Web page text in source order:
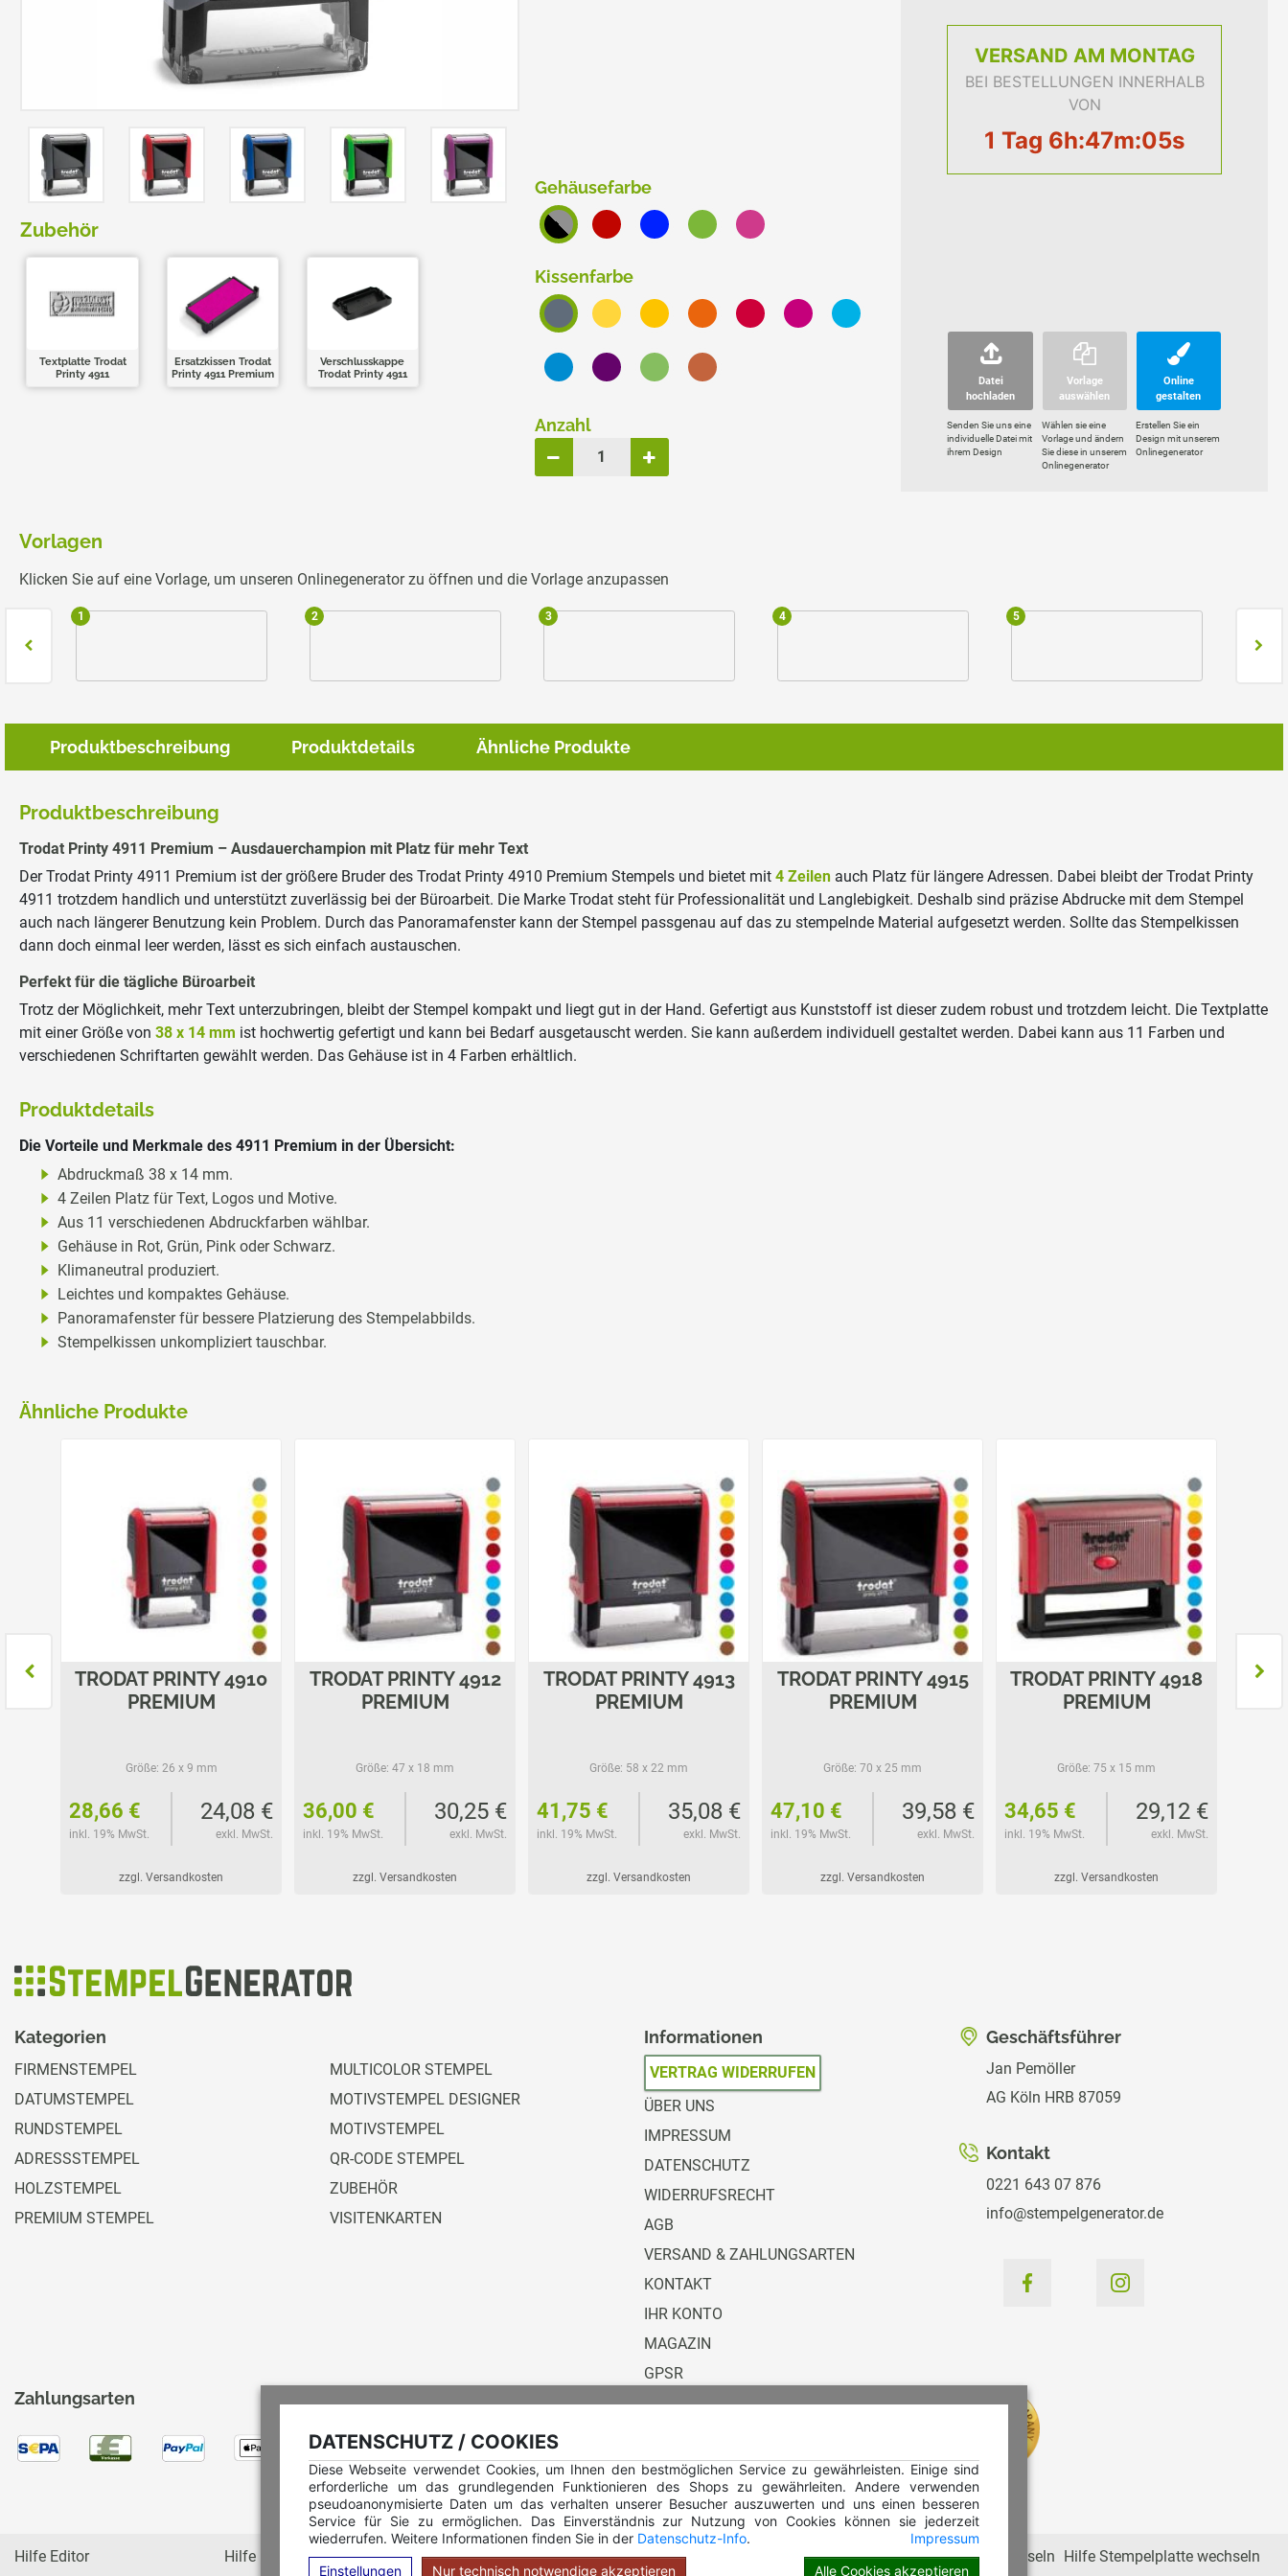
DATENSCHUTZ / COOKIES
Diese Webseite verwendet Cookies, um Ihnen den bestmöglichen Service zu gewährleisten. Einige sind
erforderliche um das grundlegenden Funktionieren des Shops zu gewährleiten. Andere verwenden
pseudoanonymisierte Daten um das verhalten unserer Besucher auszuwerten und uns einen besseren
Service für Sie zu ermöglichen. Das Einverständnis zur Nutzung von Cookies können sie jederzeit
wiederrufen. Weitere Informationen finden Sie in der Datenschutz-Info.
Impressum
Einstellungen
Nur technisch notwendige akzeptieren Alle Cookies akzeptieren
TRODAT MOBILE PRINTY
COLOP E-MARK
Zubehör
Textplatte Trodat
Printy 4911
Ersatzkissen Trodat
Printy 4911 Premium
Verschlusskappe
Trodat Printy 4911
VERSAND AM MONTAG
BEI BESTELLUNGEN INNERHALB
VON
1 Tag 6h:47m:04s
Gehäusefarbe
Kissenfarbe
Anzahl
Datei
hochladen
Senden Sie uns eine
individuelle Datei mit
ihrem Design
Vorlage
auswählen
Wählen sie eine
Vorlage und ändern
Sie diese in unserem
Onlinegenerator
Online
gestalten
Erstellen Sie ein
Design mit unserem
Onlinegenerator
Vorlagen
Klicken Sie auf eine Vorlage, um unseren Onlinegenerator zu öffnen und die Vorlage anzupassen
1 2 3 4 5
Produktbeschreibung Produktdetails Ähnliche Produkte
Produktbeschreibung
Trodat Printy 4911 Premium – Ausdauerchampion mit Platz für mehr Text
Der Trodat Printy 4911 Premium ist der größere Bruder des Trodat Printy 4910 Premium Stempels und bietet mit 4 Zeilen auch Platz für längere Adressen. Dabei bleibt der Trodat Printy
4911 trotzdem handlich und unterstützt zuverlässig bei der Büroarbeit. Die Marke Trodat steht für Professionalität und Langlebigkeit. Deshalb sind präzise Abdrucke mit dem Stempel
auch nach längerer Benutzung kein Problem. Durch das Panoramafenster kann der Stempel passgenau auf das zu stempelnde Material aufgesetzt werden. Sollte das Stempelkissen
dann doch einmal leer werden, lässt es sich einfach austauschen.
Perfekt für die tägliche Büroarbeit
Trotz der Möglichkeit, mehr Text unterzubringen, bleibt der Stempel kompakt und liegt gut in der Hand. Gefertigt aus Kunststoff ist dieser zudem robust und trotzdem leicht. Die Textplatte
mit einer Größe von 38 x 14 mm ist hochwertig gefertigt und kann bei Bedarf ausgetauscht werden. Sie kann außerdem individuell gestaltet werden. Dabei kann aus 11 Farben und
verschiedenen Schriftarten gewählt werden. Das Gehäuse ist in 4 Farben erhältlich.
Produktdetails
Die Vorteile und Merkmale des 4911 Premium in der Übersicht:
Abdruckmaß 38 x 14 mm.
4 Zeilen Platz für Text, Logos und Motive.
Aus 11 verschiedenen Abdruckfarben wählbar.
Gehäuse in Rot, Grün, Pink oder Schwarz.
Klimaneutral produziert.
Leichtes und kompaktes Gehäuse.
Panoramafenster für bessere Platzierung des Stempelabbilds.
Stempelkissen unkompliziert tauschbar.
Ähnliche Produkte
TRODAT PRINTY 4910
PREMIUM
Größe: 26 x 9 mm
28,66 €
inkl. 19% MwSt.
24,08 €
exkl. MwSt.
zzgl. Versandkosten
TRODAT PRINTY 4912
PREMIUM
Größe: 47 x 18 mm
36,00 €
inkl. 19% MwSt.
30,25 €
exkl. MwSt.
zzgl. Versandkosten
TRODAT PRINTY 4913
PREMIUM
Größe: 58 x 22 mm
41,75 €
inkl. 19% MwSt.
35,08 €
exkl. MwSt.
zzgl. Versandkosten
TRODAT PRINTY 4915
PREMIUM
Größe: 70 x 25 mm
47,10 €
inkl. 19% MwSt.
39,58 €
exkl. MwSt.
zzgl. Versandkosten
TRODAT PRINTY 4918
PREMIUM
Größe: 75 x 15 mm
34,65 €
inkl. 19% MwSt.
29,12 €
exkl. MwSt.
zzgl. Versandkosten
Kategorien
FIRMENSTEMPEL
DATUMSTEMPEL
RUNDSTEMPEL
ADRESSSTEMPEL
HOLZSTEMPEL
PREMIUM STEMPEL
MULTICOLOR STEMPEL
MOTIVSTEMPEL DESIGNER
MOTIVSTEMPEL
QR-CODE STEMPEL
ZUBEHÖR
VISITENKARTEN
Informationen
VERTRAG WIDERRUFEN
ÜBER UNS
IMPRESSUM
DATENSCHUTZ
WIDERRUFSRECHT
AGB
VERSAND & ZAHLUNGSARTEN
KONTAKT
IHR KONTO
MAGAZIN
GPSR
Geschäftsführer
Jan Pemöller
AG Köln HRB 87059
Kontakt
0221 643 07 876
info@stempelgenerator.de
Zahlungsarten
Hilfe Editor Hilfe Multicolorstempel Hilfe Rundstempel Hilfe Rundstempel Holz Hilfe Stempelkissen wechseln Hilfe Stempelplatte wechseln